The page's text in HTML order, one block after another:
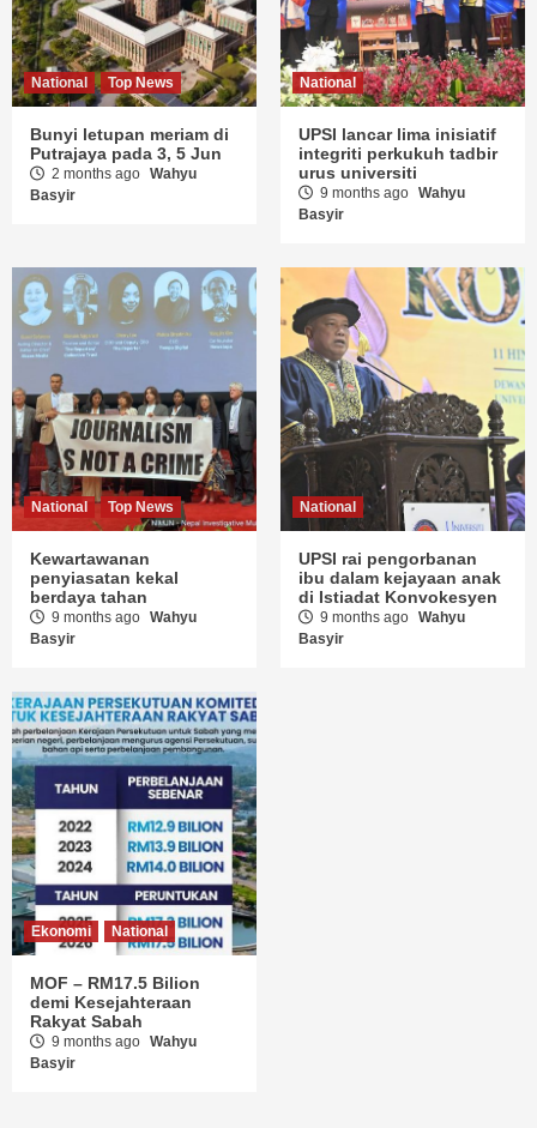
National Top News
Bunyi letupan meriam di
Putrajaya pada 3, 5 Jun
2 months ago Wahyu
Basyir
National
UPSI lancar lima inisiatif
integriti perkukuh tadbir
urus universiti
9 months ago Wahyu
Basyir
National Top News
Kewartawanan
penyiasatan kekal
berdaya tahan
9 months ago Wahyu
Basyir
National
UPSI rai pengorbanan
ibu dalam kejayaan anak
di Istiadat Konvokesyen
9 months ago Wahyu
Basyir
Ekonomi National
MOF – RM17.5 Bilion
demi Kesejahteraan
Rakyat Sabah
9 months ago Wahyu
Basyir